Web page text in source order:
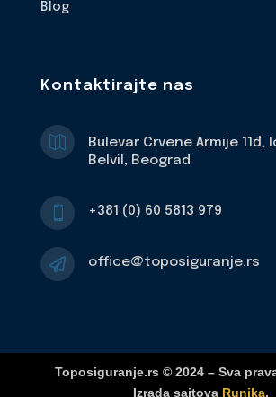
Blog
Kontaktirajte nas

Bulevar Crvene Armije 11đ,
Belvil, Beograd
 +381 (0) 60 5813 979
 office@toposiguranje.rs
Toposiguranje.rs © 2024 – Sva
Izrada sajtova Runika.